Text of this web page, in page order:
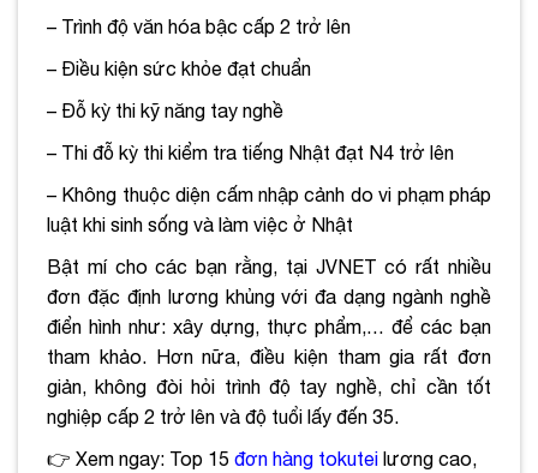
– Trình độ văn hóa bậc cấp 2 trở lên
– Điều kiện sức khỏe đạt chuẩn
– Đỗ kỳ thi kỹ năng tay nghề
– Thi đỗ kỳ thi kiểm tra tiếng Nhật đạt N4 trở lên
– Không thuộc diện cấm nhập cảnh do vi phạm pháp
luật khi sinh sống và làm việc ở Nhật
Bật mí cho các bạn rằng, tại JVNET có rất nhiều
đơn đặc định lương khủng với đa dạng ngành nghề
điển hình như: xây dựng, thực phẩm,… để các bạn
tham khảo.
Hơn nữa, điều kiện tham gia rất đơn
giản, không đòi hỏi trình độ tay nghề, chỉ cần tốt
nghiệp cấp 2 trở lên và độ tuổi lấy đến 35.
👉 Xem ngay: Top 15 đơn hàng tokutei lương cao,